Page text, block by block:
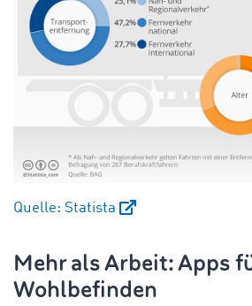
Quelle: Statista
Mehr als Arbeit: Apps
Wohlbefinden